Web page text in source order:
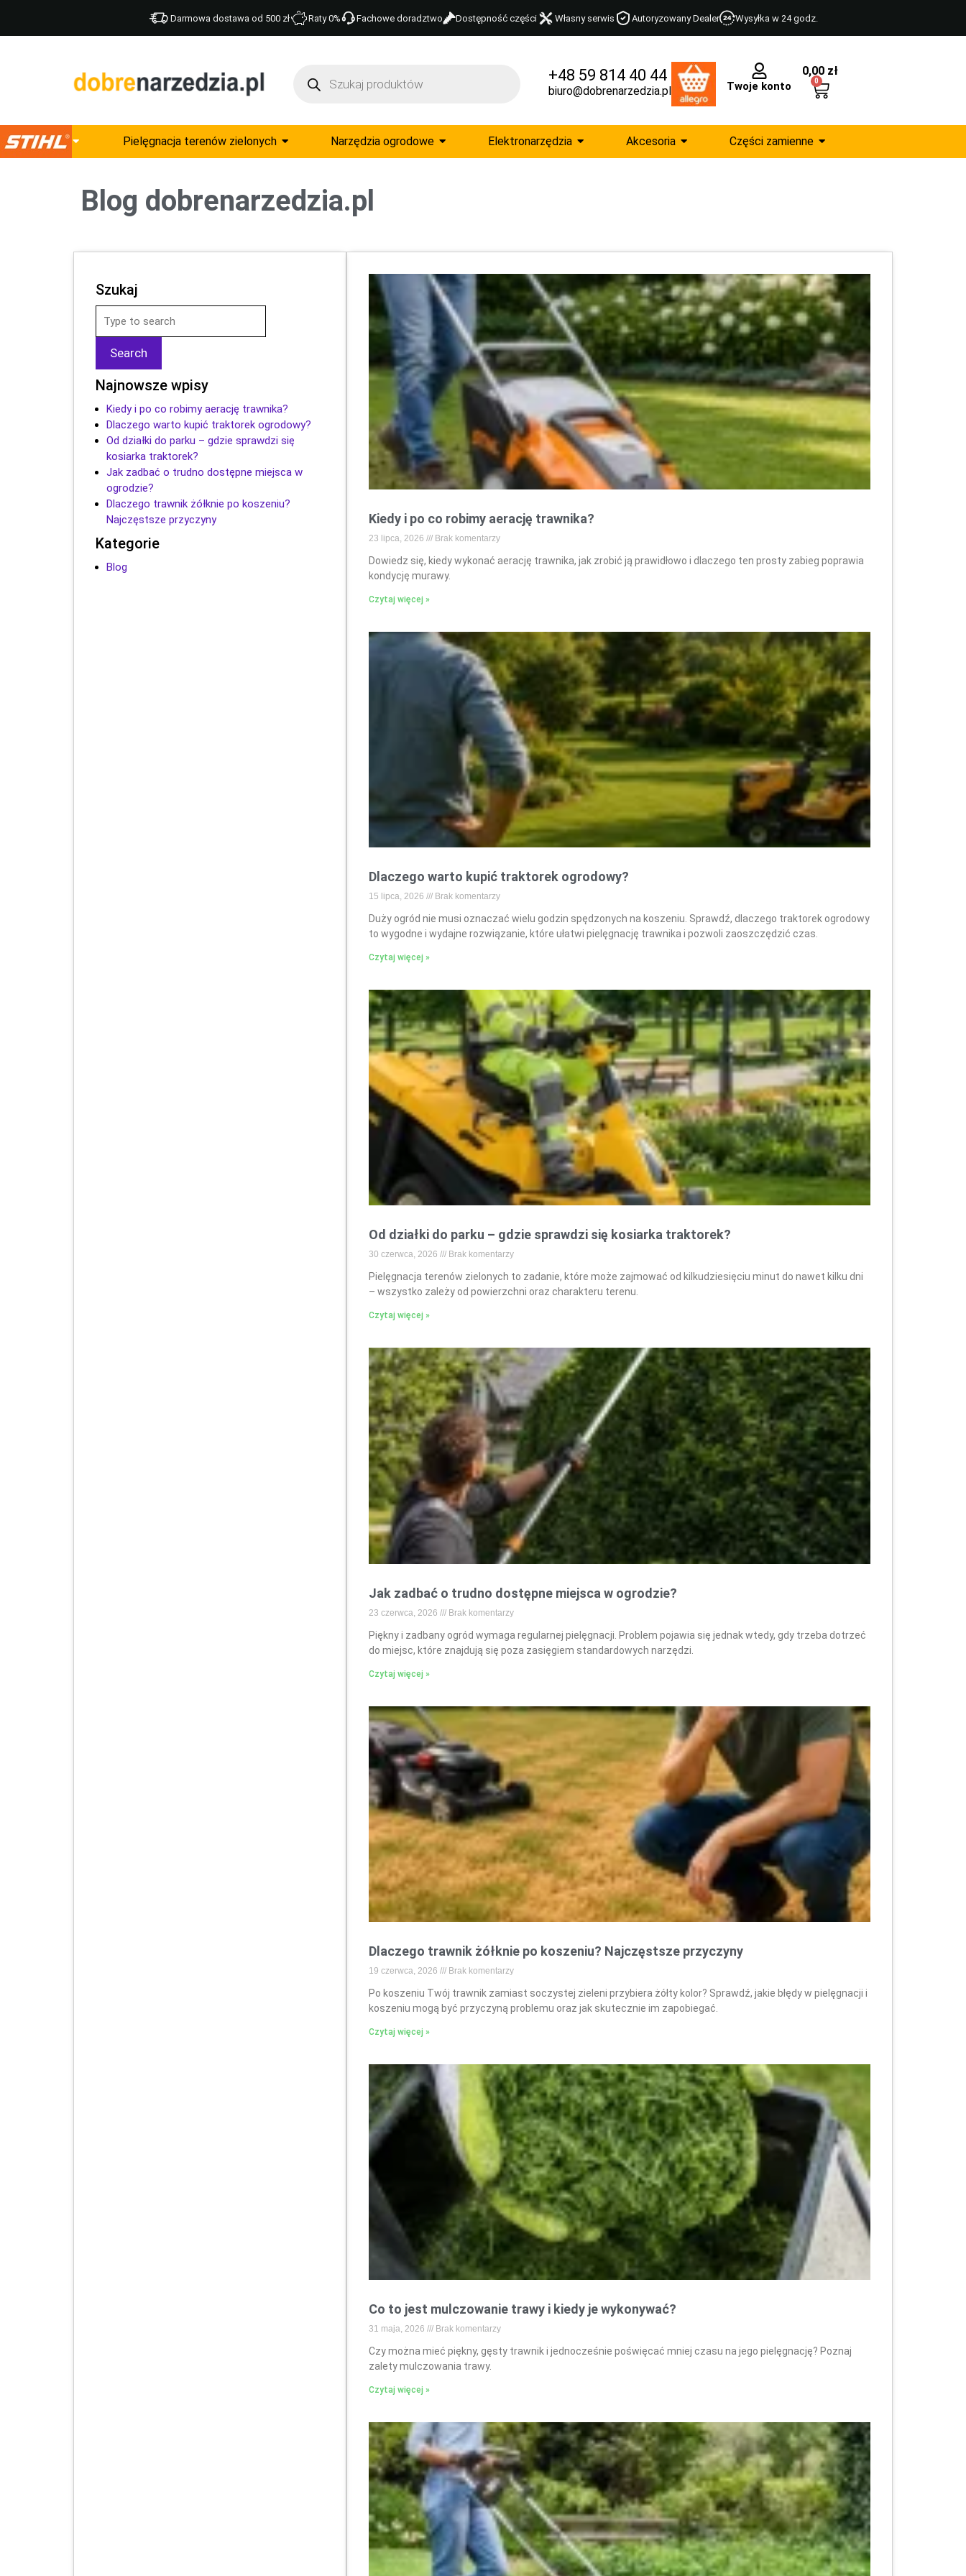
Darmowa dostawa od 500 zł Raty 0% Fachowe doradztwo Dostępność części Własny serwis Autoryzowany Dealer Wysyłka w 24 godz.
+48 59 814 40 44
biuro@dobrenarzedzia.pl Twoje konto
0,00 zł
0
Pielęgnacja terenów zielonych Narzędzia ogrodowe Elektronarzędzia Akcesoria Części zamienne
Blog dobrenarzedzia.pl
Szukaj
Najnowsze wpisy
Kiedy i po co robimy aerację trawnika?
Dlaczego warto kupić traktorek ogrodowy?
Od działki do parku – gdzie sprawdzi się
kosiarka traktorek?
Jak zadbać o trudno dostępne miejsca w
ogrodzie?
Dlaczego trawnik żółknie po koszeniu?
Najczęstsze przyczyny
Kategorie
Blog
Kiedy i po co robimy aerację trawnika?
23 lipca, 2026 Brak komentarzy
Dowiedz się, kiedy wykonać aerację trawnika, jak zrobić ją prawidłowo i dlaczego ten prosty zabieg poprawia
kondycję murawy.
Czytaj więcej »
Dlaczego warto kupić traktorek ogrodowy?
15 lipca, 2026 Brak komentarzy
Duży ogród nie musi oznaczać wielu godzin spędzonych na koszeniu. Sprawdź, dlaczego traktorek ogrodowy
to wygodne i wydajne rozwiązanie, które ułatwi pielęgnację trawnika i pozwoli zaoszczędzić czas.
Czytaj więcej »
Od działki do parku – gdzie sprawdzi się kosiarka traktorek?
30 czerwca, 2026 Brak komentarzy
Pielęgnacja terenów zielonych to zadanie, które może zajmować od kilkudziesięciu minut do nawet kilku dni
– wszystko zależy od powierzchni oraz charakteru terenu.
Czytaj więcej »
Jak zadbać o trudno dostępne miejsca w ogrodzie?
23 czerwca, 2026 Brak komentarzy
Piękny i zadbany ogród wymaga regularnej pielęgnacji. Problem pojawia się jednak wtedy, gdy trzeba dotrzeć
do miejsc, które znajdują się poza zasięgiem standardowych narzędzi.
Czytaj więcej »
Dlaczego trawnik żółknie po koszeniu? Najczęstsze przyczyny
19 czerwca, 2026 Brak komentarzy
Po koszeniu Twój trawnik zamiast soczystej zieleni przybiera żółty kolor? Sprawdź, jakie błędy w pielęgnacji i
koszeniu mogą być przyczyną problemu oraz jak skutecznie im zapobiegać.
Czytaj więcej »
Co to jest mulczowanie trawy i kiedy je wykonywać?
31 maja, 2026 Brak komentarzy
Czy można mieć piękny, gęsty trawnik i jednocześnie poświęcać mniej czasu na jego pielęgnację? Poznaj
zalety mulczowania trawy.
Czytaj więcej »